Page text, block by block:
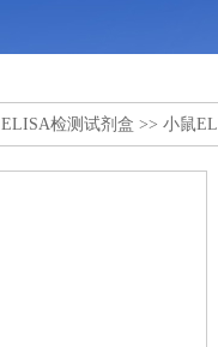
ELISA检测试剂盒 >> 小鼠